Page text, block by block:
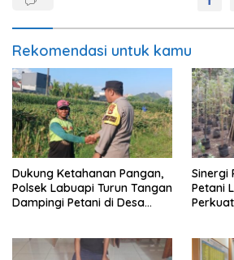
Rekomendasi untuk kamu
Dukung Ketahanan Pangan,
Polsek Labuapi Turun Tangan
Dampingi Petani di Desa
Sinergi
Petani